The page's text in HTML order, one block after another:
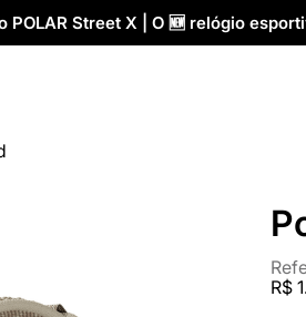
POLAR Street X | O 🆕 relógio
R$ 1